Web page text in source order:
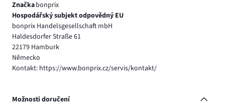
Značkabonprix
Hospodářský subjekt odpovědný EU
bonprix Handelsgesellschaft mbH
Haldesdorfer Straße 61
22179 Hamburk
Německo
Kontakt: https://www.bonprix.cz/servis/kontakt/
Možnosti doručení